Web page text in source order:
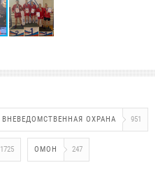
ВНЕВЕДОМСТВЕННАЯ ОХРАНА 951
1725 ОМОН 247